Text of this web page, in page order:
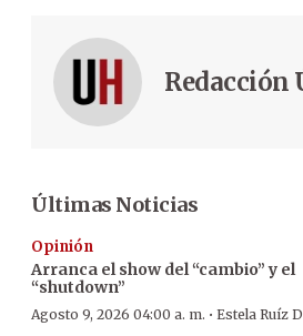
Redacción
Últimas Noticias
Opinión
Arranca el show del “cambio” y el
“shutdown”
Agosto 9, 2026 04:00 a. m. · Estela Ruíz